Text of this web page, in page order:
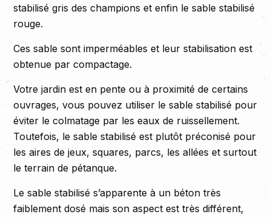
stabilisé gris des champions et enfin le sable stabilisé
rouge.
Ces sable sont imperméables et leur stabilisation est
obtenue par compactage.
Votre jardin est en pente ou à proximité de certains
ouvrages, vous pouvez utiliser le sable stabilisé pour
éviter le colmatage par les eaux de ruissellement.
Toutefois, le sable stabilisé est plutôt préconisé pour
les aires de jeux, squares, parcs, les allées et surtout
le terrain de pétanque.
Le sable stabilisé s’apparente à un béton très
faiblement dosé mais son aspect est très différent,